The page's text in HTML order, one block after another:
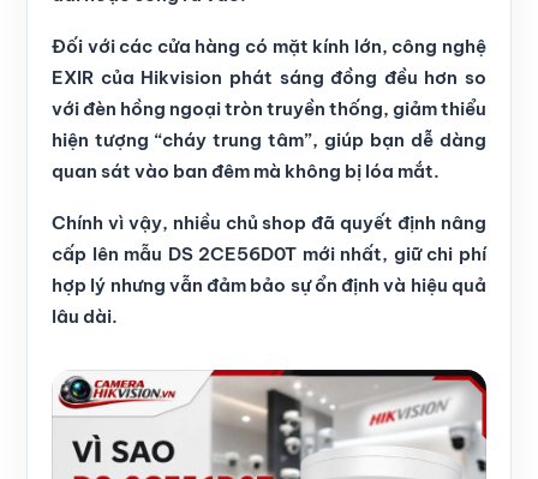
Đối với các cửa hàng có mặt kính lớn, công nghệ
EXIR của Hikvision phát sáng đồng đều hơn so
với đèn hồng ngoại tròn truyền thống, giảm thiểu
hiện tượng “cháy trung tâm”, giúp bạn dễ dàng
quan sát vào ban đêm mà không bị lóa mắt.
Chính vì vậy, nhiều chủ shop đã quyết định nâng
cấp lên mẫu DS 2CE56D0T mới nhất, giữ chi phí
hợp lý nhưng vẫn đảm bảo sự ổn định và hiệu quả
lâu dài.